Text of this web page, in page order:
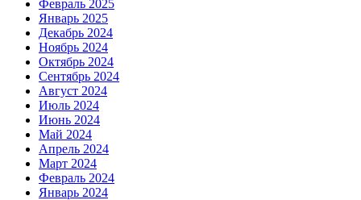
Февраль 2025
Январь 2025
Декабрь 2024
Ноябрь 2024
Октябрь 2024
Сентябрь 2024
Август 2024
Июль 2024
Июнь 2024
Май 2024
Апрель 2024
Март 2024
Февраль 2024
Январь 2024